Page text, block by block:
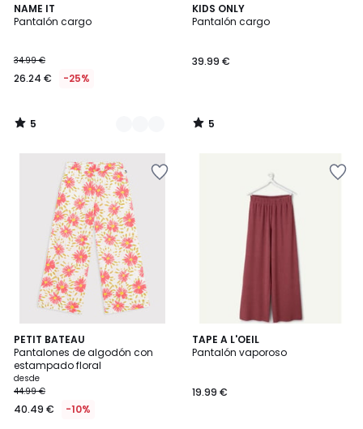
NAME IT
Pantalón cargo
34.99 €
26.24 € -25%
5
/
2
Colores
5
/
KIDS ONLY
Pantalón cargo
39.99 €
5
/
5
/
PETIT BATEAU
Pantalones de algodón con
estampado floral
desde
44.99 €
40.49 € -10%
TAPE A L'OEIL
Pantalón vaporoso
19.99 €